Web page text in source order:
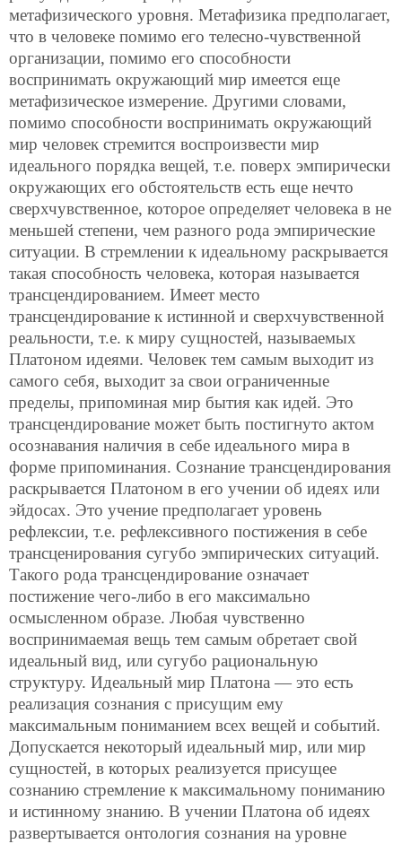
метафизического уровня. Метафизика предполагает,
что в человеке помимо его телесно-чувственной
организации, помимо его способности
воспринимать окружающий мир имеется еще
метафизическое измерение. Другими словами,
помимо способности воспринимать окружающий
мир человек стремится воспроизвести мир
идеального порядка вещей, т.е. поверх эмпирически
окружающих его обстоятельств есть еще нечто
сверхчувственное, которое определяет человека в не
меньшей степени, чем разного рода эмпирические
ситуации. В стремлении к идеальному раскрывается
такая способность человека, которая называется
трансцендированием. Имеет место
трансцендирование к истинной и сверхчувственной
реальности, т.е. к миру сущностей, называемых
Платоном идеями. Человек тем самым выходит из
самого себя, выходит за свои ограниченные
пределы, припоминая мир бытия как идей. Это
трансцендирование может быть постигнуто актом
осознавания наличия в себе идеального мира в
форме припоминания. Сознание трансцендирования
раскрывается Платоном в его учении об идеях или
эйдосах. Это учение предполагает уровень
рефлексии, т.е. рефлексивного постижения в себе
трансценирования сугубо эмпирических ситуаций.
Такого рода трансцендирование означает
постижение чего-либо в его максимально
осмысленном образе. Любая чувственно
воспринимаемая вещь тем самым обретает свой
идеальный вид, или сугубо рациональную
структуру. Идеальный мир Платона — это есть
реализация сознания с присущим ему
максимальным пониманием всех вещей и событий.
Допускается некоторый идеальный мир, или мир
сущностей, в которых реализуется присущее
сознанию стремление к максимальному пониманию
и истинному знанию. В учении Платона об идеях
развертывается онтология сознания на уровне